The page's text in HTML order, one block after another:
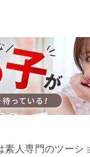
素人専門のツーシ